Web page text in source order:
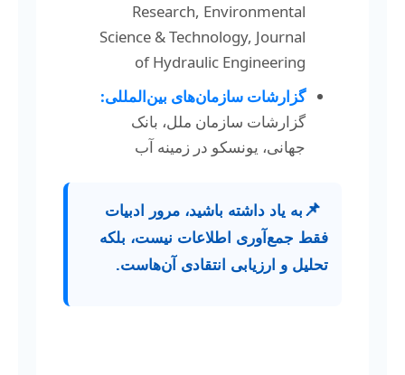
Research, Environmental
Science & Technology, Journal
of Hydraulic Engineering
گزارشات سازمان‌های بین‌المللی:
گزارشات سازمان ملل، بانک
جهانی، یونسکو در زمینه آب
📌 به یاد داشته باشید، مرور ادبیات
فقط جمع‌آوری اطلاعات نیست، بلکه
تحلیل و ارزیابی انتقادی آن‌هاست.